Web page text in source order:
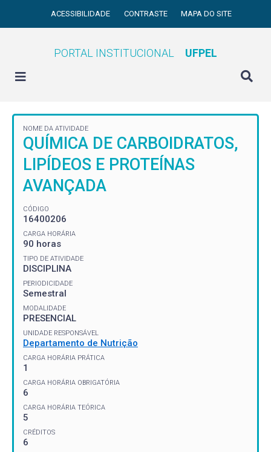
ACESSIBILIDADE CONTRASTE MAPA DO SITE
PORTAL INSTITUCIONAL UFPEL
NOME DA ATIVIDADE
QUÍMICA DE CARBOIDRATOS,
LIPÍDEOS E PROTEÍNAS
AVANÇADA
CÓDIGO
16400206
CARGA HORÁRIA
90 horas
TIPO DE ATIVIDADE
DISCIPLINA
PERIODICIDADE
Semestral
MODALIDADE
PRESENCIAL
UNIDADE RESPONSÁVEL
Departamento de Nutrição
CARGA HORÁRIA PRÁTICA
1
CARGA HORÁRIA OBRIGATÓRIA
6
CARGA HORÁRIA TEÓRICA
5
CRÉDITOS
6